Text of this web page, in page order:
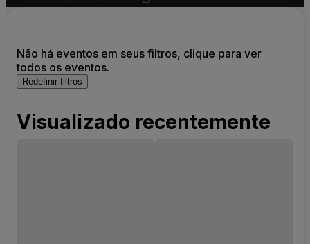
Não há eventos em seus filtros, clique para ver
todos os eventos.
Redefinir filtros
Visualizado recentemente